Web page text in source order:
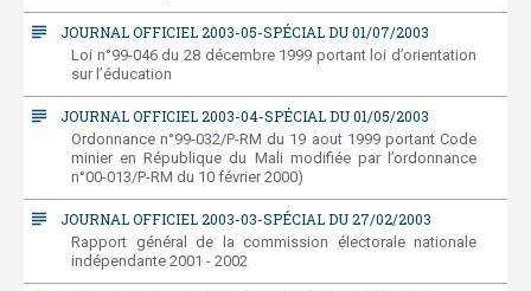
subject JOURNAL OFFICIEL 2003-05-SPÉCIAL DU 01/07/2003
Loi n°99-046 du 28 décembre 1999 portant loi d’orientation
sur l’éducation
subject JOURNAL OFFICIEL 2003-04-SPÉCIAL DU 01/05/2003
Ordonnance n°99-032/P-RM du 19 aout 1999 portant Code
minier en République du Mali modifiée par l’ordonnance
n°00-013/P-RM du 10 février 2000)
subject JOURNAL OFFICIEL 2003-03-SPÉCIAL DU 27/02/2003
Rapport général de la commission électorale nationale
indépendante 2001 - 2002